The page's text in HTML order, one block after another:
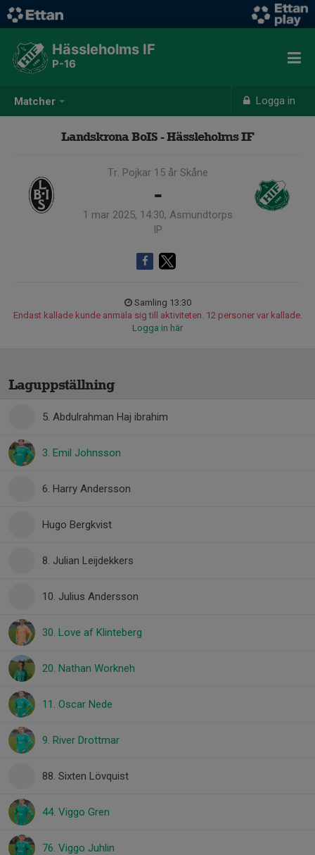
Matcher Logga in
Hässleholms IF
P-16
Landskrona BoIS - Hässleholms IF
Tr. Pojkar 15 år Skåne
-
1 mar 2025, 14:30, Asmundtorps
IP
Samling 13:30
Endast kallade kunde anmäla sig till aktiviteten. 12 personer var kallade.
Logga in här
Laguppställning
5. Abdulrahman Haj ibrahim
3. Emil Johnsson
6. Harry Andersson
Hugo Bergkvist
8. Julian Leijdekkers
10. Julius Andersson
30. Love af Klinteberg
20. Nathan Workneh
11. Oscar Nede
9. River Drottmar
88. Sixten Lövquist
44. Viggo Gren
76. Viggo Juhlin